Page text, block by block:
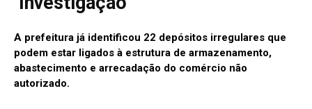
A prefeitura já identificou 22 depósitos irregulares que
podem estar ligados à estrutura de armazenamento,
abastecimento e arrecadação do comércio não
autorizado.